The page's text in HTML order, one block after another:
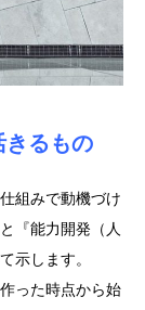
きるもの
組みで動機づけ
『能力開発（人
示します。
った時点から始